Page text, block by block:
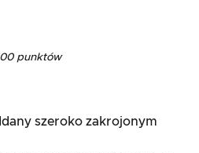
punktów
szeroko zakrojonym